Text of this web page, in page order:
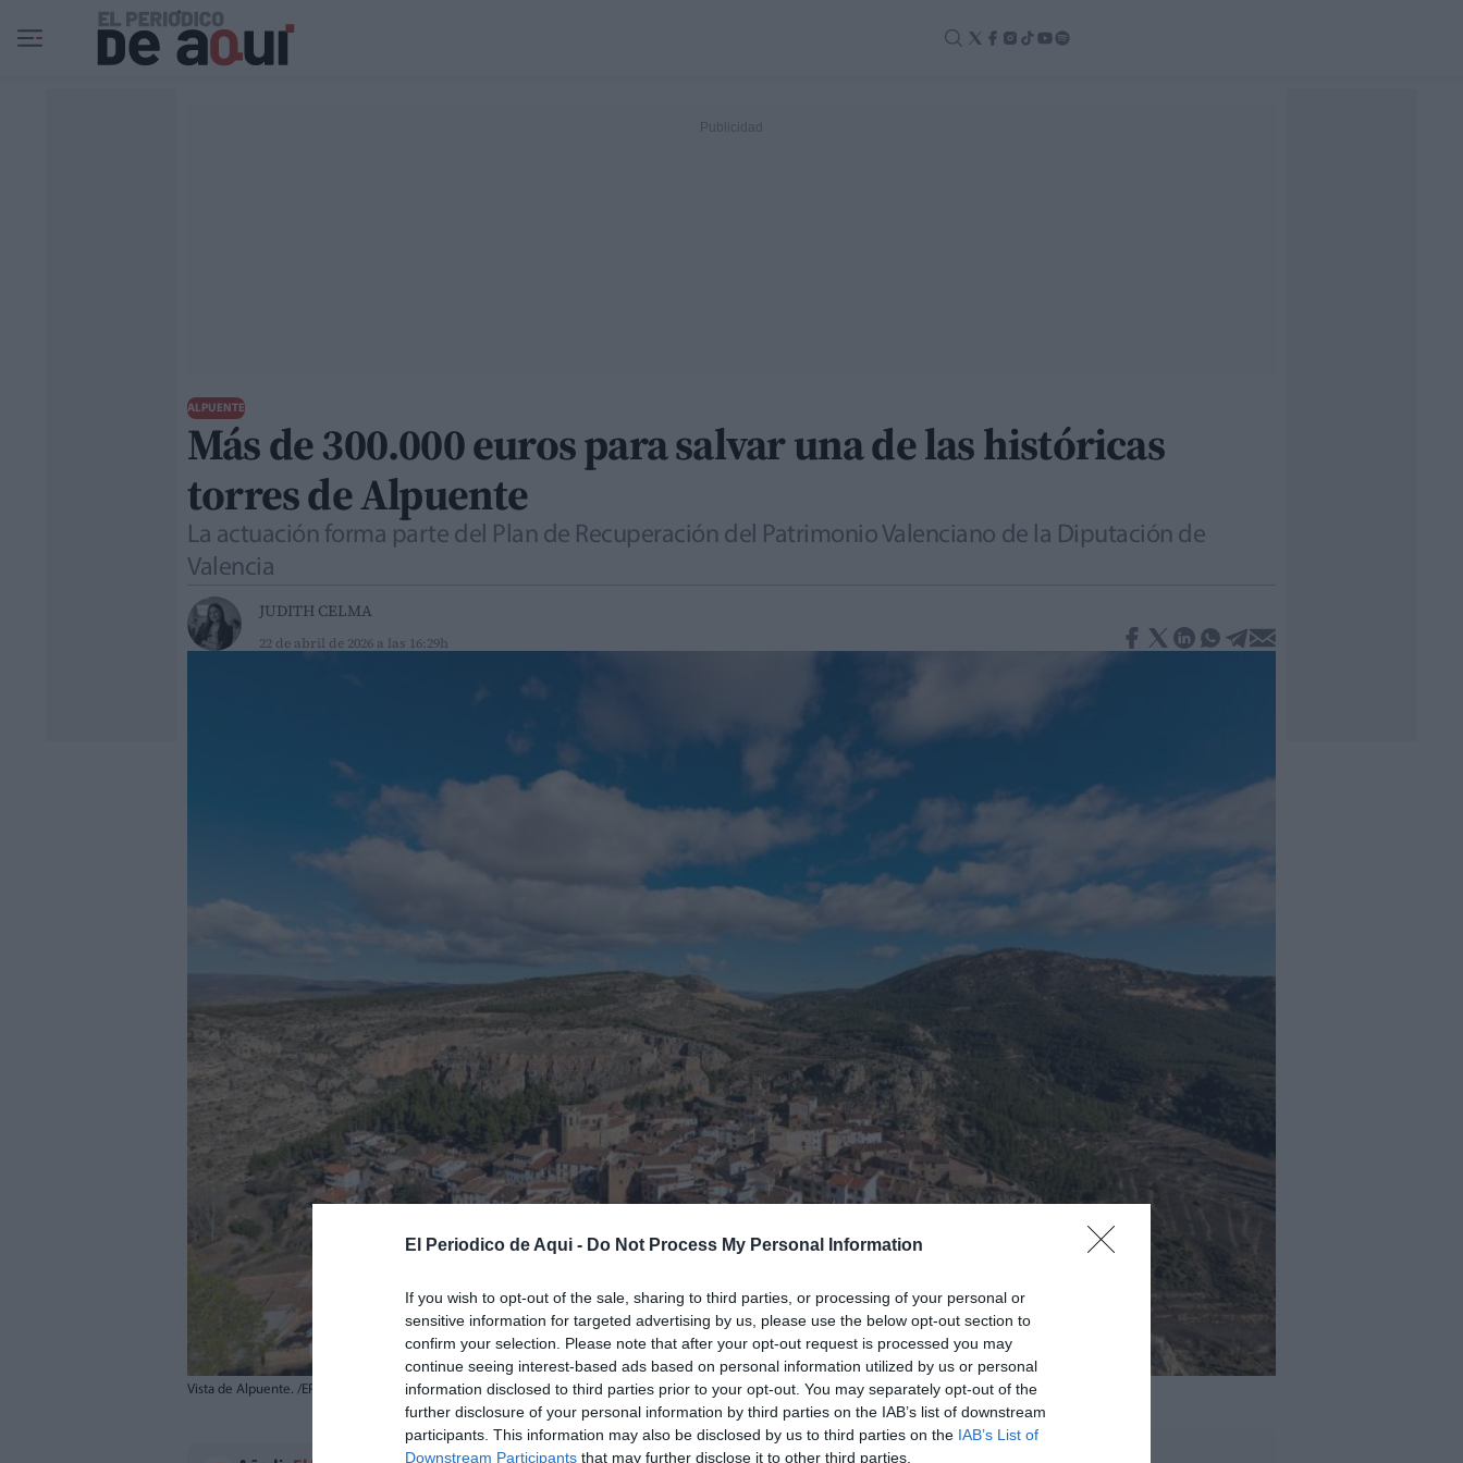
El Periodico de Aqui - Do Not Process My Personal Information
If you wish to opt-out of the sale, sharing to third parties, or processing of your personal or
sensitive information for targeted advertising by us, please use the below opt-out section to
confirm your selection. Please note that after your opt-out request is processed you may
continue seeing interest-based ads based on personal information utilized by us or personal
information disclosed to third parties prior to your opt-out. You may separately opt-out of the
further disclosure of your personal information by third parties on the IAB’s list of downstream
participants. This information may also be disclosed by us to third parties on the IAB’s List of
Downstream Participants that may further disclose it to other third parties.
Ir al contenido principal
ALPUENTE
Más de 300.000 euros para salvar una de las históricas
torres de Alpuente
La actuación forma parte del Plan de Recuperación del Patrimonio Valenciano de la Diputación de
Valencia
JUDITH CELMA
22 de abril de 2026 a las 16:29h
Vista de Alpuente. /EPDA